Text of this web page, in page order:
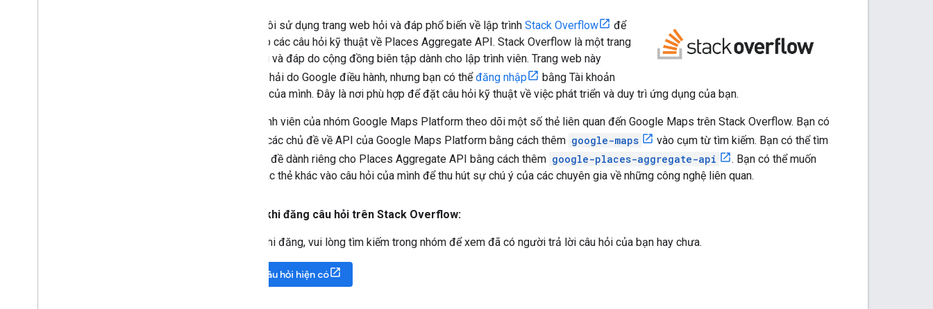
Chúng tôi sử dụng trang web hỏi và đáp phổ biến về lập trình Stack Overflow
để
giải đáp các câu hỏi kỹ thuật về Places Aggregate API. Stack Overflow là một trang
web hỏi và đáp do cộng đồng biên tập dành cho lập trình viên. Trang web này
không phải do Google điều hành, nhưng bạn có thểđăng nhập
bằng Tài khoản
Google của mình. Đây là nơi phù hợp để đặt câu hỏi kỹ thuật về việc phát triển và duy trì ứng dụng của bạn.
Các thành viên của nhóm Google Maps Platform theo dõi một số thẻ liên quan đến Google Maps trên Stack Overflow. Bạn có
thể tìm các chủ đề về API của Google Maps Platform bằng cách thêm google-maps
vào cụm từ tìm kiếm. Bạn có thể tìm
các chủ đề dành riêng cho Places Aggregate API bằng cách thêm google-places-aggregate-api
. Bạn có thể muốn
thêm các thẻ khác vào câu hỏi của mình để thu hút sự chú ý của các chuyên gia về những công nghệ liên quan.
Trước khi đăng câu hỏi trên Stack Overflow:
Trước khi đăng, vui lòng tìm kiếm trong nhóm để xem đã có người trả lời câu hỏi của bạn hay chưa.
Tìm câu hỏi hiện có